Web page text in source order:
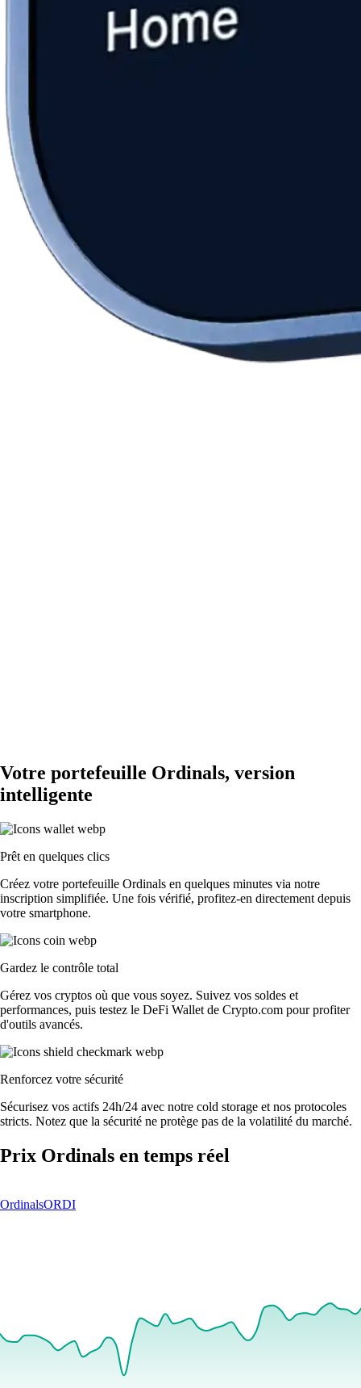
Votre portefeuille Ordinals, version
intelligente
Prêt en quelques clics
Créez votre portefeuille Ordinals en quelques minutes via notre
inscription simplifiée. Une fois vérifié, profitez-en directement depuis
votre smartphone.
Gardez le contrôle total
Gérez vos cryptos où que vous soyez. Suivez vos soldes et
performances, puis testez le DeFi Wallet de Crypto.com pour profiter
d'outils avancés.
Renforcez votre sécurité
Sécurisez vos actifs 24h/24 avec notre cold storage et nos protocoles
stricts. Notez que la sécurité ne protège pas de la volatilité du marché.
Prix Ordinals en temps réel